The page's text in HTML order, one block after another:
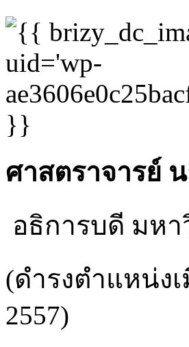
ศาสตราจารย์
อธิการบดี มห
(ดำรงตำแหน่ง
2557)